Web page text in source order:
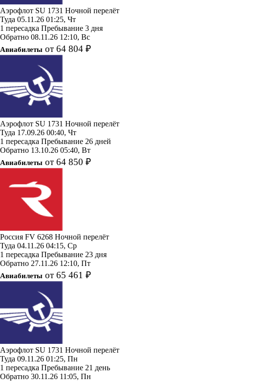
Аэрофлот SU 1731 Ночной перелёт
Туда 05.11.26 01:25, Чт
1 пересадка Пребывание 3 дня
Обратно 08.11.26 12:10, Вс
Авиабилеты от 64 804 ₽
Аэрофлот SU 1731 Ночной перелёт
Туда 17.09.26 00:40, Чт
1 пересадка Пребывание 26 дней
Обратно 13.10.26 05:40, Вт
Авиабилеты от 64 850 ₽
Россия FV 6268 Ночной перелёт
Туда 04.11.26 04:15, Ср
1 пересадка Пребывание 23 дня
Обратно 27.11.26 12:10, Пт
Авиабилеты от 65 461 ₽
Аэрофлот SU 1731 Ночной перелёт
Туда 09.11.26 01:25, Пн
1 пересадка Пребывание 21 день
Обратно 30.11.26 11:05, Пн